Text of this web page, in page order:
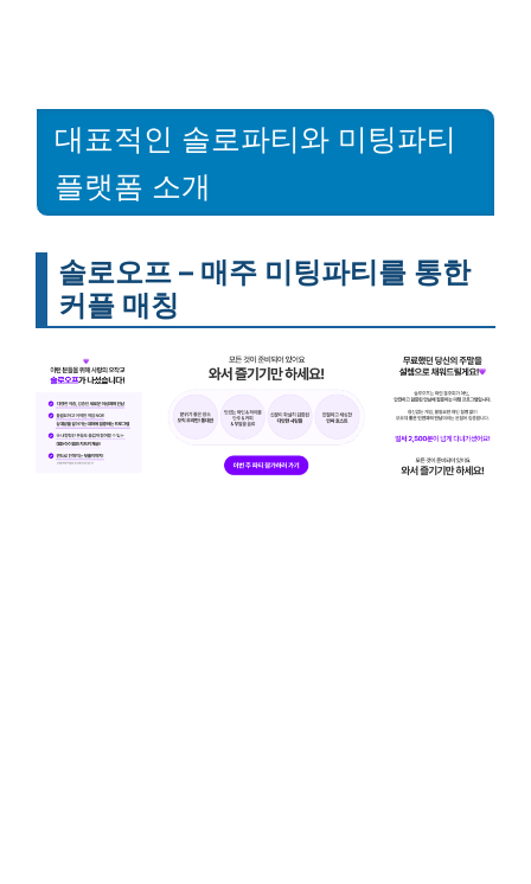
대표적인 솔로파티와 미팅파티
플랫폼 소개
솔로오프 – 매주 미팅파티를 통한
커플 매칭